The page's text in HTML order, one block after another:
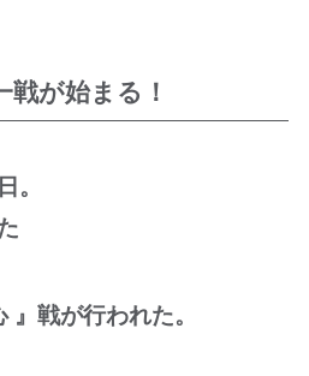
戦が始まる！
。
』戦が行われた。